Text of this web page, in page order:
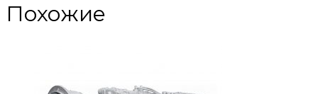
Похожие